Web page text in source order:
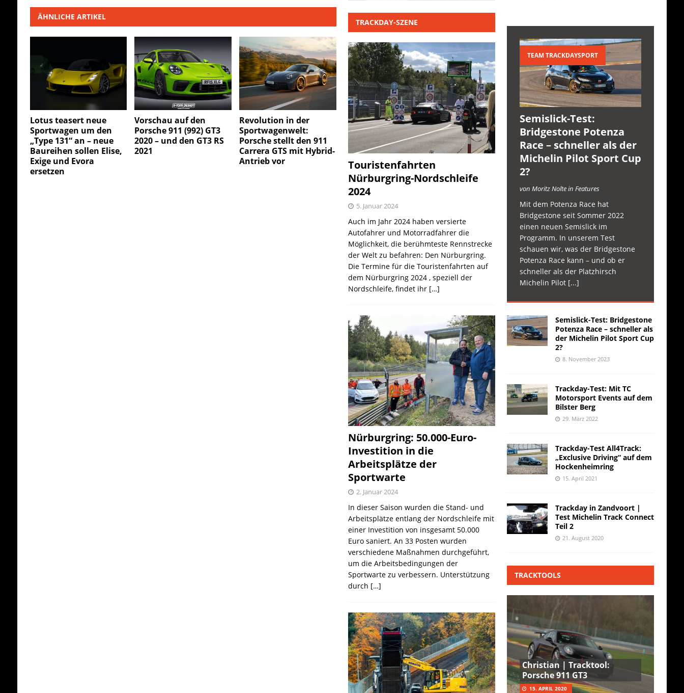
ÄHNLICHE ARTIKEL
Lotus teasert neue
Sportwagen um den
„Type 131“ an – neue
Baureihen sollen Elise,
Exige und Evora
ersetzen
Vorschau auf den
Porsche 911 (992) GT3
2020 – und den GT3 RS
2021
Revolution in der
Sportwagenwelt:
Porsche stellt den 911
Carrera GTS mit Hybrid-
Antrieb vor
TRACKDAY-SZENE
Touristenfahrten
Nürburgring-Nordschleife
2024
5. Januar 2024
Auch im Jahr 2024 haben versierte
Autofahrer und Motorradfahrer die
Möglichkeit, die berühmteste Rennstrecke
der Welt zu befahren: Den Nürburgring.
Die Termine für die Touristenfahrten auf
dem Nürburgring 2024 , speziell der
Nordschleife, findet ihr […]
Nürburgring: 50.000-Euro-
Investition in die
Arbeitsplätze der
Sportwarte
2. Januar 2024
In dieser Saison wurden die Stand- und
Arbeitsplätze entlang der Nordschleife mit
einer Investition von insgesamt 50.000
Euro saniert. An 33 Posten wurden
verschiedene Maßnahmen durchgeführt,
um die Arbeitsbedingungen der
Sportwarte zu verbessern. Unterstützung
durch […]
TEAM TRACKDAYSPORT
Semislick-Test:
Bridgestone Potenza
Race – schneller als der
Michelin Pilot Sport Cup
2?
von Moritz Nolte in Features
Mit dem Potenza Race hat
Bridgestone seit Sommer 2022
einen neuen Semislick im
Programm. In unserem Test
schauen wir, was der Bridgestone
Potenza Race kann – und ob er
schneller als der Platzhirsch
Michelin Pilot [...]
Semislick-Test: Bridgestone
Potenza Race – schneller als
der Michelin Pilot Sport Cup
2?
8. November 2023
Trackday-Test: Mit TC
Motorsport Events auf dem
Bilster Berg
29. März 2022
Trackday-Test All4Track:
„Exclusive Driving“ auf dem
Hockenheimring
15. April 2021
Trackday in Zandvoort |
Test Michelin Track Connect
Teil 2
21. August 2020
TRACKTOOLS
Christian | Tracktool:
Porsche 911 GT3
15. APRIL 2020